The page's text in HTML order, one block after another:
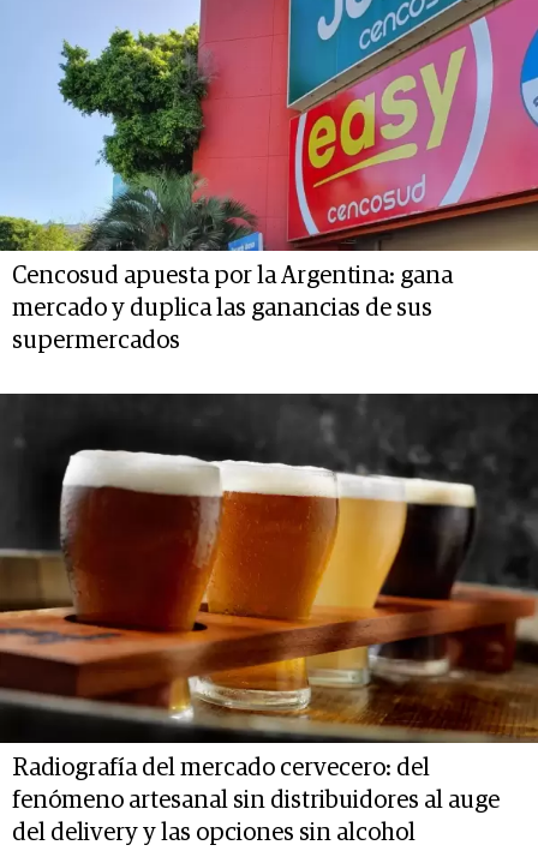
Cencosud apuesta por la Argentina: gana
mercado y duplica las ganancias de sus
supermercados
Radiografía del mercado cervecero: del
fenómeno artesanal sin distribuidores al auge
del delivery y las opciones sin alcohol